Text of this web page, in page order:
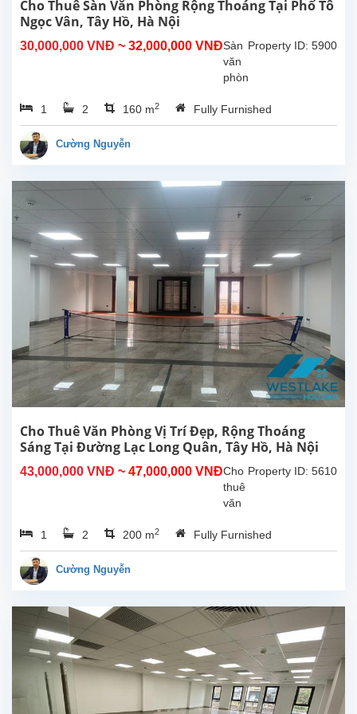
vực
Tây
Hồ,...
Cho Thuê Sàn Văn Phòng Rộng Thoáng Tại Phố Tô
Ngọc Vân, Tây Hồ, Hà Nội
30,000,000 VNĐ ~ 32,000,000 VNĐ Property ID: 5900
Sàn
văn
phòng
thuê
nằm
phố
Ngọc
Vân,
Tây
Hồ,
Hà
Nội.
Thích
hợp
làm
phòng,
hàng
hoặc
hàng......
1 2 160 m2 Fully Furnished
Cường Nguyễn
Cho Thuê Văn Phòng Vị Trí Đẹp, Rộng Thoáng
Sáng Tại Đường Lạc Long Quân, Tây Hồ, Hà Nội
43,000,000 VNĐ ~ 47,000,000 VNĐ Property ID: 5610
Cho
thuê
văn
diện
tích
Lạc
Long
quận
Tây
Hồ,
Hà
1 2 200 m2 Fully Furnished
Cường Nguyễn